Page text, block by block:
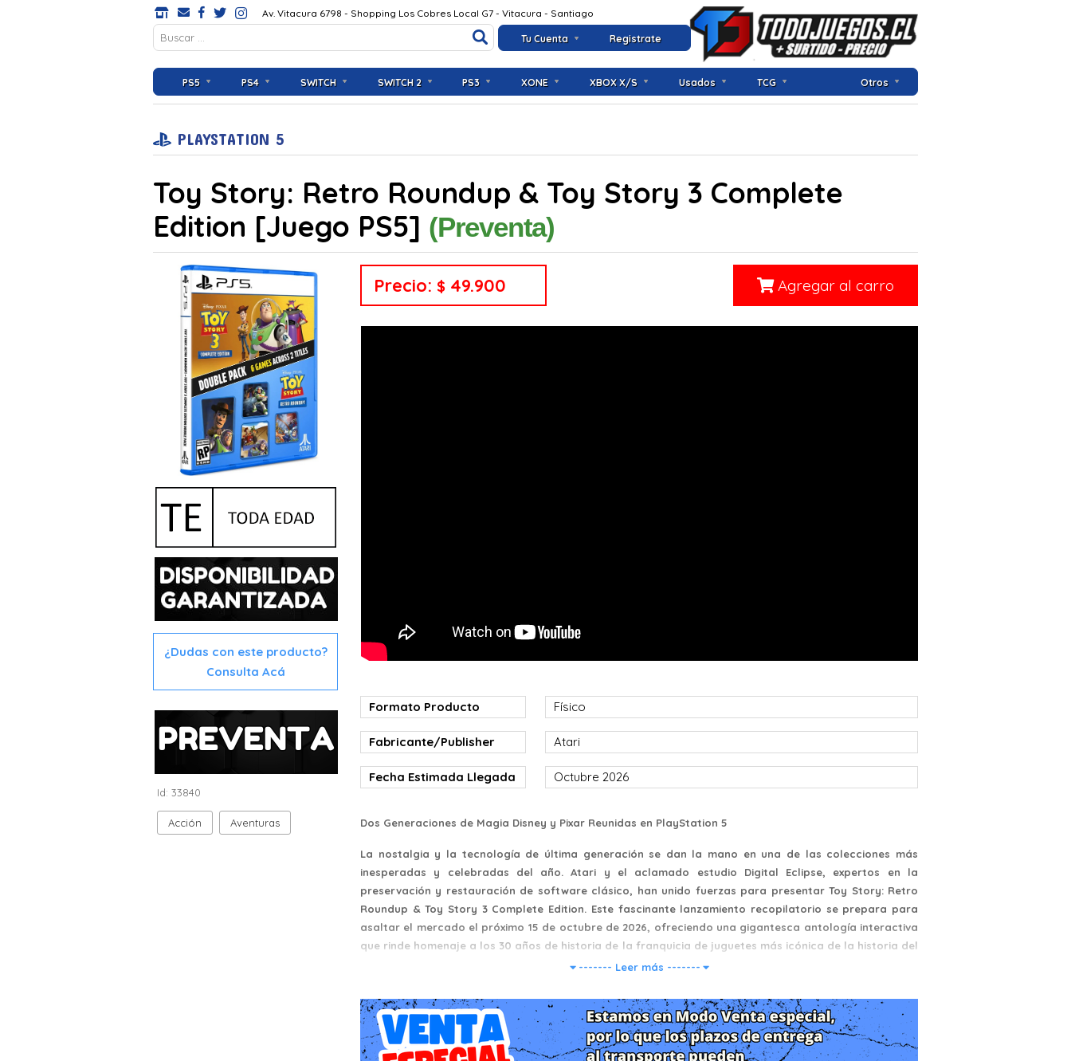
Tu Cuenta Registrate
Av. Vitacura 6798 - Shopping Los Cobres Local G7 - Vitacura - Santiago
PS5 PS4 SWITCH SWITCH 2 PS3 XONE XBOX X/S Usados TCG Otros
PLAYSTATION 5
Toy Story: Retro Roundup & Toy Story 3 Complete
Edition [Juego PS5] (Preventa)
¿Dudas con este producto?
Consulta Acá
Id: 33840
Acción Aventuras
Precio: $ 49.900 Agregar al carro
Formato Producto Físico
Fabricante/Publisher Atari
Fecha Estimada Llegada Octubre 2026
Dos Generaciones de Magia Disney y Pixar Reunidas en PlayStation 5
La nostalgia y la tecnología de última generación se dan la mano en una de las colecciones más
inesperadas y celebradas del año. Atari y el aclamado estudio Digital Eclipse, expertos en la
preservación y restauración de software clásico, han unido fuerzas para presentar Toy Story: Retro
Roundup & Toy Story 3 Complete Edition. Este fascinante lanzamiento recopilatorio se prepara para
asaltar el mercado el próximo 15 de octubre de 2026, ofreciendo una gigantesca antología interactiva
que rinde homenaje a los 30 años de historia de la franquicia de juguetes más icónica de la historia del
título llegará a las tiendas en un espectacular formato físico que actúa como un pack doble definitivo.
En un solo disco para PlayStation 5, los jugadores podrán acceder tanto a una masiva colección de
títulos de la época de los 16 y 32 bits meticulosamente restaurados, como a la remasterización
------- Leer más -------